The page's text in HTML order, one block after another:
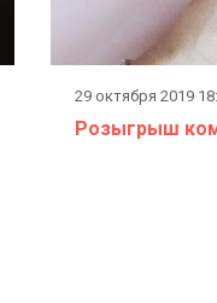
29 октября 2019
Розыгрыш